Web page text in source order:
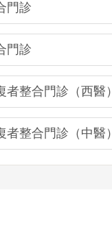
門診
門診
者整合門診（西醫）
者整合門診（中醫）